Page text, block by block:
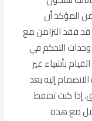
المؤكد أن
فقد التزامن مع
التحكم في
بأشياء غير
إليه بعد
إذا كنت تحتفظ
مع هذه